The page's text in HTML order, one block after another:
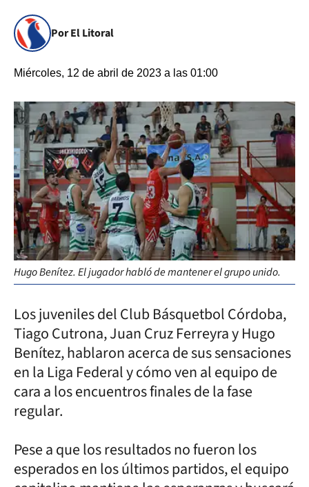
Por El Litoral
Miércoles, 12 de abril de 2023 a las 01:00
Hugo Benítez. El jugador habló de mantener el grupo unido.
Los juveniles del Club Básquetbol Córdoba,
Tiago Cutrona, Juan Cruz Ferreyra y Hugo
Benítez, hablaron acerca de sus sensaciones
en la Liga Federal y cómo ven al equipo de
cara a los encuentros finales de la fase
regular.
Pese a que los resultados no fueron los
esperados en los últimos partidos, el equipo